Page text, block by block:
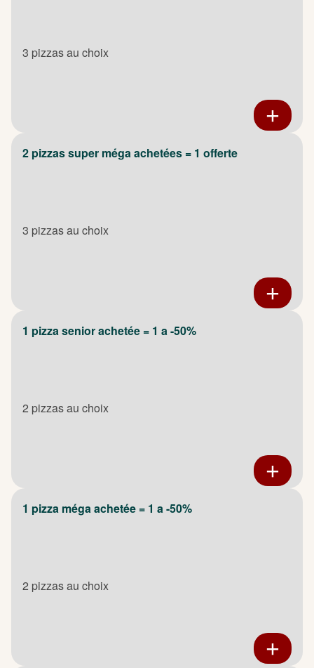
3 pizzas au choix
2 pizzas super méga achetées = 1 offerte
3 pizzas au choix
1 pizza senior achetée = 1 a -50%
2 pizzas au choix
1 pizza méga achetée = 1 a -50%
2 pizzas au choix